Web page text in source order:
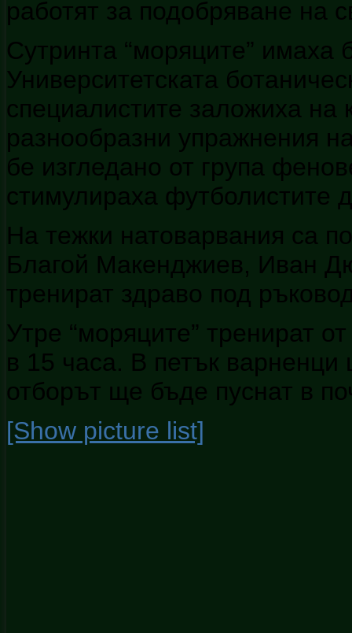
работят за подобряване на
Сутринта “моряците” имаха
Университетската
специалистите заложиха на
разнообразни упражнения
бе изгледано от група
стимулираха футболистите
На тежки натоварвания са
Благой Макенджиев, Иван
тренират здраво под
Утре “моряците” тренират
в 15 часа. В петък
отборът ще бъде пуснат в
[Show picture list]